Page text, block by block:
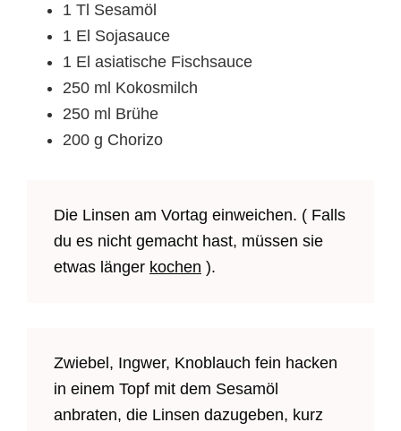
1 Tl Sesamöl
1 El Sojasauce
1 El asiatische Fischsauce
250 ml Kokosmilch
250 ml Brühe
200 g Chorizo
Die Linsen am Vortag einweichen. ( Falls
du es nicht gemacht hast, müssen sie
etwas länger kochen ).
Zwiebel, Ingwer, Knoblauch fein hacken
in einem Topf mit dem Sesamöl
anbraten, die Linsen dazugeben, kurz